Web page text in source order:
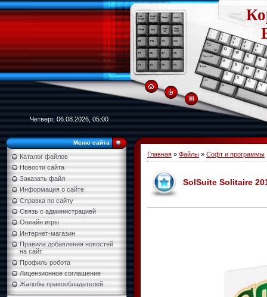
Четверг, 06.08.2026, 05:00
Меню сайта
Каталог файлов
Новости сайта
Заказать файл
Информация о сайте
Справка по сайту
Связь с администрацией
Онлайн игры
Интернет-магазин
Правила добавления новостей
на сайт
Профиль робота
Лицензионное соглашение
Жалобы правообладателей
Главная » Файлы » Софт и программы
SolSuite Solitaire